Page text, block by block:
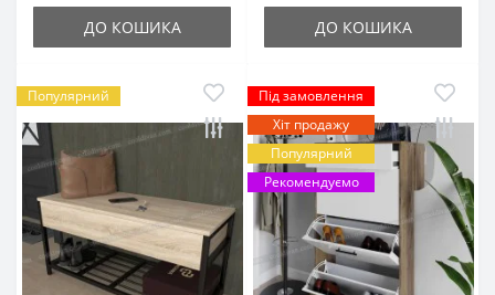
ДО КОШИКА ДО КОШИКА
Популярний
Під замовлення
Хіт продажу
Популярний
Рекомендуємо